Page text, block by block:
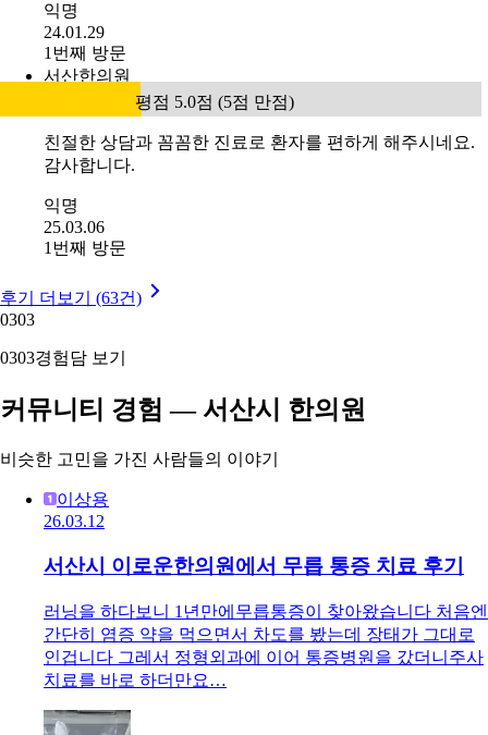
익명
24.01.29
1번째 방문
서산한의원
평점 5.0점 (5점 만점)
친절한 상담과 꼼꼼한 진료로 환자를 편하게 해주시네요.
감사합니다.
익명
25.03.06
1번째 방문
후기 더보기 (63건)
0303
0303경험담 보기
커뮤니티 경험 — 서산시 한의원
비슷한 고민을 가진 사람들의 이야기
이상용
26.03.12
서산시 이로운한의원에서 무릅 통증 치료 후기
러닝을 하다보니 1년만에무릅통증이 찾아왔습니다 처음엔
간단히 염증 약을 먹으면서 차도를 봤는데 장태가 그대로
인겁니다 그레서 정형외과에 이어 통증병원을 갔더니주사
치료를 바로 하더만요…